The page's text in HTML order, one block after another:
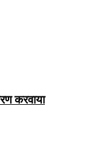
करवाया